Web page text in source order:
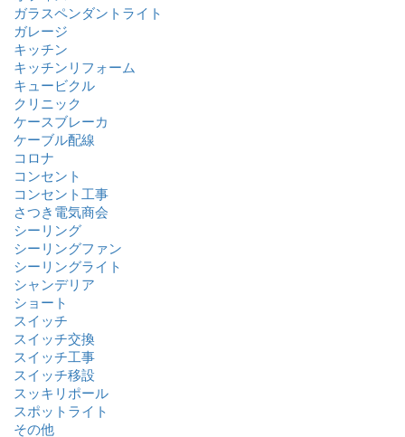
ガラスペンダントライト
ガレージ
キッチン
キッチンリフォーム
キュービクル
クリニック
ケースブレーカ
ケーブル配線
コロナ
コンセント
コンセント工事
さつき電気商会
シーリング
シーリングファン
シーリングライト
シャンデリア
ショート
スイッチ
スイッチ交換
スイッチ工事
スイッチ移設
スッキリポール
スポットライト
その他